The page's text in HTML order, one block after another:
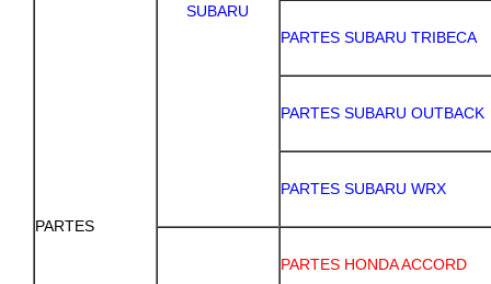
PARTES
SUBARU
PARTES SUBARU TRIBECA
PARTES SUBARU OUTBACK
PARTES SUBARU WRX
PARTES HONDA ACCORD